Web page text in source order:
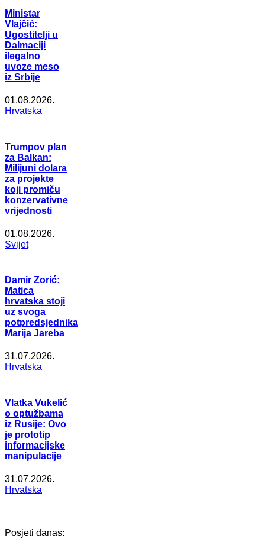
Ministar
Vlajčić:
Ugostitelji u
Dalmaciji
ilegalno
uvoze meso
iz Srbije
01.08.2026.
Hrvatska
Trumpov plan
za Balkan:
Milijuni dolara
za projekte
koji promiču
konzervativne
vrijednosti
01.08.2026.
Svijet
Damir Zorić:
Matica
hrvatska stoji
uz svoga
potpredsjednika
Marija Jareba
31.07.2026.
Hrvatska
Vlatka Vukelić
o optužbama
iz Rusije: Ovo
je prototip
informacijske
manipulacije
31.07.2026.
Hrvatska
Posjeti danas: